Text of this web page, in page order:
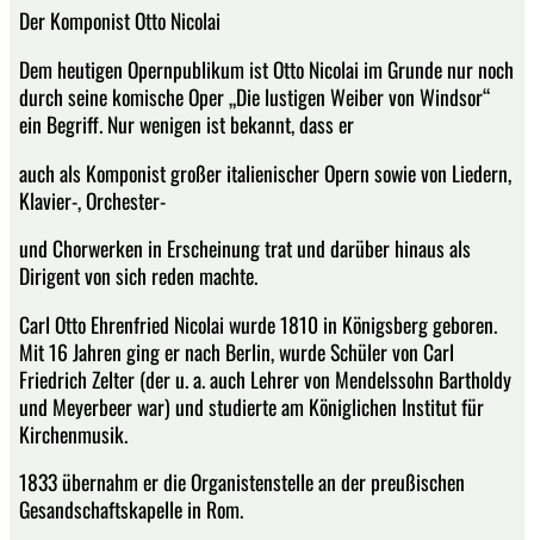
Der Komponist Otto Nicolai
Dem heutigen Opernpublikum ist Otto Nicolai im Grunde nur noch
durch seine komische Oper „Die lustigen Weiber von Windsor“
ein Begriff. Nur wenigen ist bekannt, dass er
auch als Komponist großer italienischer Opern sowie von Liedern,
Klavier-, Orchester-
und Chorwerken in Erscheinung trat und darüber hinaus als
Dirigent von sich reden machte.
Carl Otto Ehrenfried Nicolai wurde 1810 in Königsberg geboren.
Mit 16 Jahren ging er nach Berlin, wurde Schüler von Carl
Friedrich Zelter (der u. a. auch Lehrer von Mendelssohn Bartholdy
und Meyerbeer war) und studierte am Königlichen Institut für
Kirchenmusik.
1833 übernahm er die Organistenstelle an der preußischen
Gesandschaftskapelle in Rom.